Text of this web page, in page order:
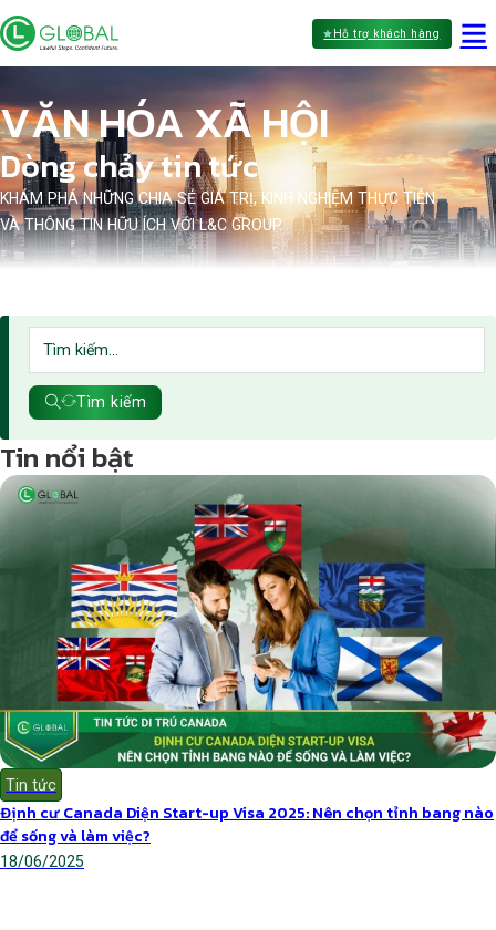
Hỗ trợ khách hàng
VĂN HÓA XÃ HỘI
Dòng chảy tin tức
KHÁM PHÁ NHỮNG CHIA SẺ GIÁ TRỊ, KINH NGHIỆM THỰC TIỄN
VÀ THÔNG TIN HỮU ÍCH VỚI L&C GROUP.
Tìm kiếm
Tin nổi bật
Tin tức
Định cư Canada Diện Start-up Visa 2025: Nên chọn tỉnh bang nào
để sống và làm việc?
18/06/2025